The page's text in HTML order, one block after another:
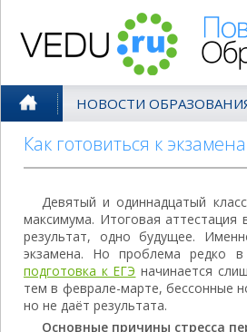
НОВОСТИ
Как готовиться к
Девятый и одиннадцатый
максимума. Итоговая аттестация
результат, одно будущее.
экзамена. Но проблема
подготовка к ЕГЭ начинается
тем в феврале-марте, бессонные
но не даёт результата.
Основные причины стресса